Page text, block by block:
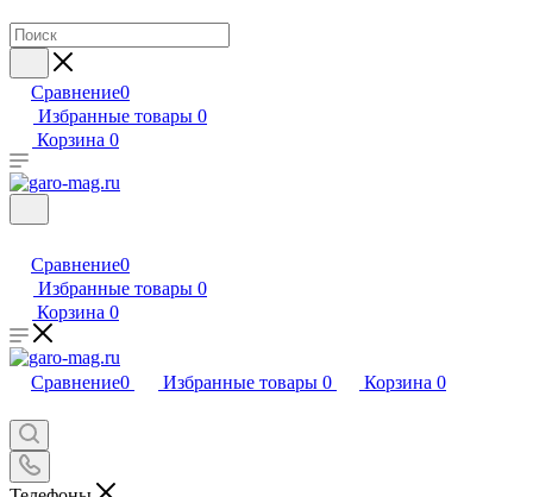
Сравнение0
Избранные товары 0
Корзина 0
Сравнение0
Избранные товары 0
Корзина 0
Сравнение0 Избранные товары 0 Корзина 0